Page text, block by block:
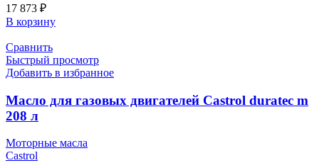
17 873 ₽
В корзину
Сравнить
Быстрый просмотр
Добавить в избранное
Масло для газовых двигателей Castrol duratec m
208 л
Моторные масла
Castrol